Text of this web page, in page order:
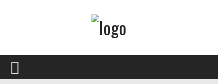
PORTADA